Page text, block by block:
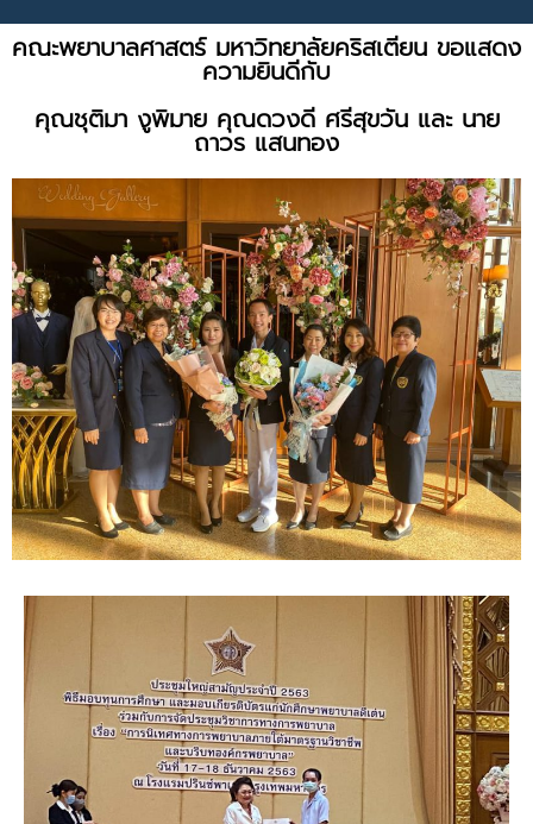
คณะพยาบาลศาสตร์ มหาวิทยาลัยคริสเตียน ขอแสดง
ความยินดีกับ
คุณชุติมา งูพิมาย คุณดวงดี ศรีสุขวัน และ นาย
ถาวร แสนทอง